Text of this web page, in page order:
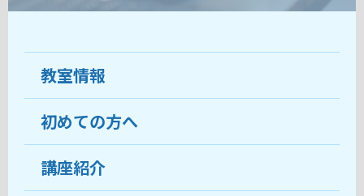
教室情報
教室について
受講生の声
初めての方へ
ココがおすすめ
講座紹介